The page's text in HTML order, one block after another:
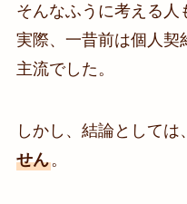
そんなふうに考える人
実際、一昔前は個人契
主流でした。
しかし、結論としては、
せん。